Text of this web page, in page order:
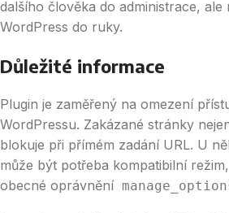
dalšího člověka do administrace,
WordPress do ruky.
Důležité informace
Plugin je zaměřený na omezení
WordPressu. Zakázané stránky
blokuje při přímém zadání URL. U
může být potřeba kompatibilní
obecné oprávnění